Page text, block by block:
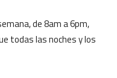
de 8am a 6pm,
todas las noches y los